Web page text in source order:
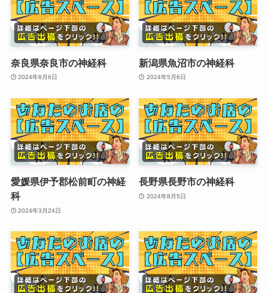
奈良県奈良市の神経科
2024年8月6日
新潟県魚沼市の神経科
2024年5月6日
愛媛県伊予郡松前町の神経
科
2024年3月24日
長野県長野市の神経科
2024年8月5日